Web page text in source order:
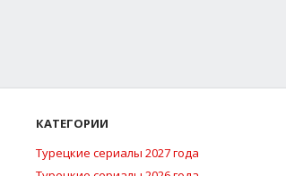
КАТЕГОРИИ
Турецкие сериалы 2027 года